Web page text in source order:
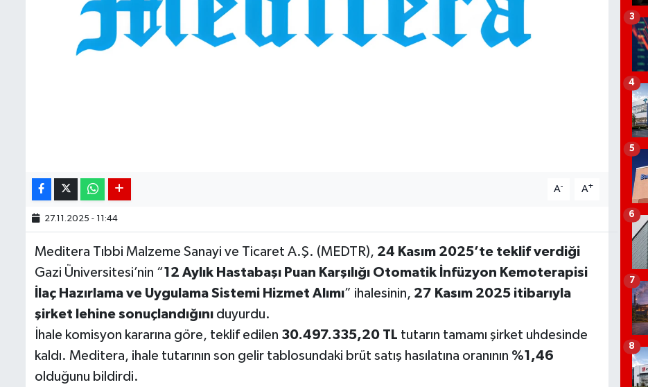
A- A+
27.11.2025 - 11:44
Meditera Tıbbi Malzeme Sanayi ve Ticaret A.Ş. (MEDTR), 24 Kasım 2025’te teklif verdiği
Gazi Üniversitesi’nin “12 Aylık Hastabaşı Puan Karşılığı Otomatik İnfüzyon Kemoterapisi
İlaç Hazırlama ve Uygulama Sistemi Hizmet Alımı” ihalesinin, 27 Kasım 2025 itibarıyla
şirket lehine sonuçlandığını duyurdu.
İhale komisyon kararına göre, teklif edilen 30.497.335,20 TL tutarın tamamı şirket uhdesinde
kaldı. Meditera, ihale tutarının son gelir tablosundaki brüt satış hasılatına oranının %1,46
olduğunu bildirdi.
3
4
5
6
7
8
Kiripto Para Piyasası
Gizlilik Sözleşmesi